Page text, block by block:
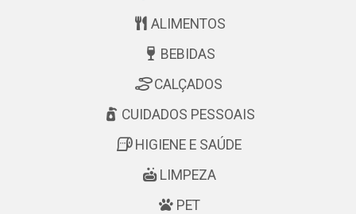
ALIMENTOS
BEBIDAS
CALÇADOS
CUIDADOS PESSOAIS
HIGIENE E SAÚDE
LIMPEZA
PET